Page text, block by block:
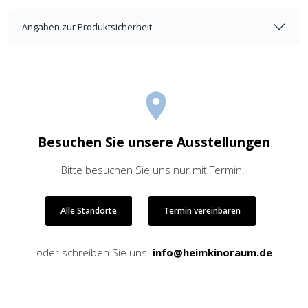
Angaben zur Produktsicherheit
Besuchen Sie unsere Ausstellungen
Bitte besuchen Sie uns nur mit Termin.
Alle Standorte Termin vereinbaren
oder schreiben Sie uns: info@heimkinoraum.de